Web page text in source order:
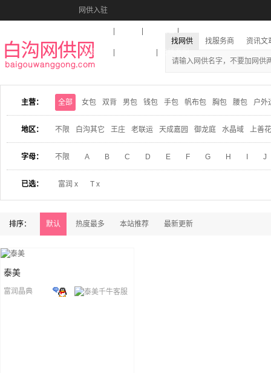
网供入驻
收藏本站
找网供 找服务商 资讯文
主营： 全部 女包 双背 男包 钱包 手包 帆布包 胸包 腰包 户外
地区： 不限 白沟其它 王庄 老联运 天成嘉园 御龙庭 水晶域 上善
字母： 不限 A B C D E F G H J
已选： 富润 x T x
排序： 默认 热度最多 本站推荐 最新更新
泰美
富润晶典